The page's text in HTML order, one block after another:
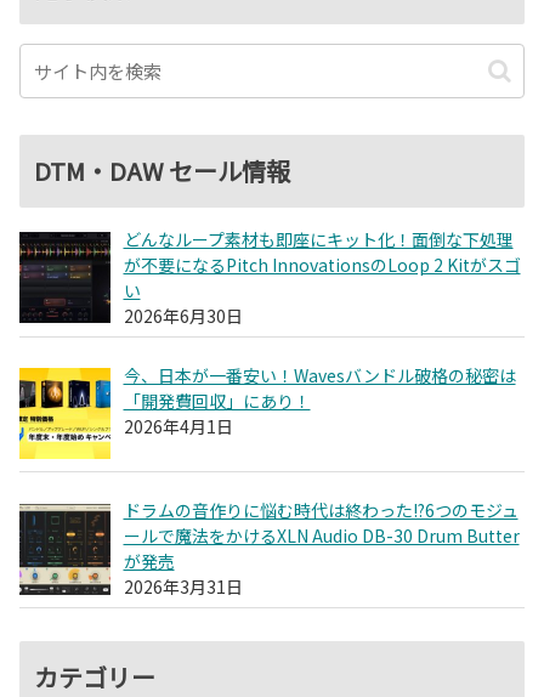
DTM・DAW セール情報
どんなループ素材も即座にキット化！面倒な下処理
が不要になるPitch InnovationsのLoop 2 Kitがスゴ
い
2026年6月30日
今、日本が一番安い！Wavesバンドル破格の秘密は
「開発費回収」にあり！
2026年4月1日
ドラムの音作りに悩む時代は終わった!?6つのモジュ
ールで魔法をかけるXLN Audio DB-30 Drum Butter
が発売
2026年3月31日
カテゴリー